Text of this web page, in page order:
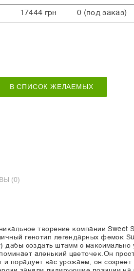
17444 грн 0 (под заказ)
В СПИСОК ЖЕЛАЕМЫХ
ОТЗЫВЫ (0)
творение компании
генотип легендарных фемок
дабы создать штамм с
аленький цветочек.Он
порадует вас урожаем, он